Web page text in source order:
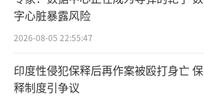
字心脏暴露风险
2026-08-05 22:55:47
印度性侵犯保释后再作案被殴打身亡 保
释制度引争议